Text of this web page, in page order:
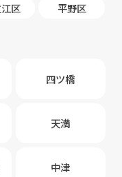
区 平野区
四ツ橋
天満
中津